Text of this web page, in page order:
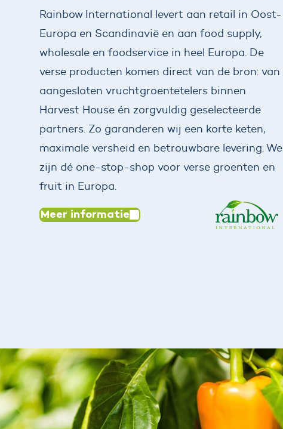
Rainbow International levert aan retail in Oost-
Europa en Scandinavië en aan food supply,
wholesale en foodservice in heel Europa. De
verse producten komen direct van de bron: van
aangesloten vruchtgroentetelers binnen
Harvest House én zorgvuldig geselecteerde
partners. Zo garanderen wij een korte keten,
maximale versheid en betrouwbare levering. We
zijn dé one-stop-shop voor verse groenten en
fruit in Europa.
Meer informatie